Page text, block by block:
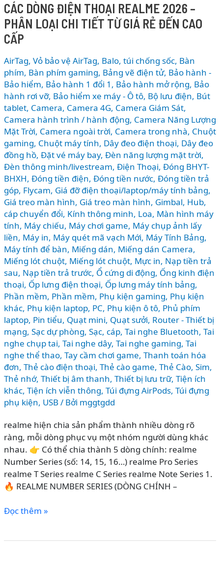
vs
Sony
WH-
1000XM6
vs
Bose
QC
Ultra:
Đâu
là
tai
nghe
chống
ồn
tốt
nhất
2026?
CÁC DÒNG ĐIỆN THOẠI REALME 2026 –
PHÂN LOẠI CHI TIẾT TỪ GIÁ RẺ ĐẾN CAO
CẤP
AirTag, Vỏ bảo vệ AirTag, Balo, túi chống sốc, Bàn
phím, Bàn phím gaming, Bảng vẽ điện tử, Bảo hành -
Bảo hiểm, Bảo hành 1 đổi 1 , Bảo hành mở rộng, Bảo
hành rơi vỡ, Bảo hiểm xe máy - Ô tô, Bộ lưu điện, Bút
tablet, Camera, Camera 4G, Camera Giám Sát,
Camera hành trình / hành động, Camera Năng Lượng
Mặt Trời, Camera ngoài trời, Camera trong nhà, Chuột
gaming, Chuột máy tính, Dây đeo điện thoại, Dây đeo
đồng hồ, Đặt vé máy bay, Đèn năng lượng mặt trời,
Đèn thông minh/livestream, Điện Thoại, Đóng BHYT-
BHXH, Đóng tiền điện, Đóng tiền nước, Đóng tiền trả
góp, Flycam, Giá đỡ điện thoại/laptop/máy tính bảng,
Giá treo màn hình, Giá treo màn hình, Gimbal, Hub,
cáp chuyển đổi, Kính thông minh, Loa, Màn hình máy
tính, Máy chiếu, Máy chơi game, Máy chụp ảnh lấy
liền, Máy in, Máy quét mã vạch Mới, Máy Tính Bảng,
Máy tính để bàn, Miếng dán, Miếng dán Camera,
Miếng lót chuột, Miếng lót chuột, Mực in, Nạp tiền trả
sau, Nạp tiền trả trước, Ổ cứng di động, Ống kinh điện
thoại, Ốp lưng điện thoại, Ốp lưng máy tính bảng,
Phần mềm, Phần mềm, Phụ kiện gaming, Phụ kiện
khác, Phụ kiện laptop, PC, Phụ kiện ô tô, Phủ phím
laptop, Pin tiểu, Quạt mini, Quạt sưởi, Router - Thiết bị
mạng, Sạc dự phòng, Sạc, cáp, Tai nghe Bluetooth, Tai
nghe chụp tai, Tai nghe dây, Tai nghe gaming, Tai
nghe thể thao, Tay cầm chơi game, Thanh toán hóa
đơn, Thẻ cào điện thoại, Thẻ cào game, Thẻ Cào, Sim,
Thẻ nhớ, Thiết bị âm thanh, Thiết bị lưu trữ, Tiện ích
khác, Tiện ích viễn thông, Túi đựng AirPods, Túi đựng
phụ kiện, USB/ Bởi mggtgdd
realme hiện chia sản phẩm thành nhiều dòng rõ
ràng, mỗi dòng phục vụ một nhóm người dùng khác
nhau. 👉 Có thể chia thành 5 dòng chính: realme
Number Series (số: 14, 15, 16…) realme Pro Series
realme T Series realme C Series realme Note Series 1.
🔥 REALME NUMBER SERIES (DÒNG CHÍNH –
CÁC
Đọc thêm »